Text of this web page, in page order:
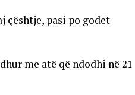
çështje, pasi po godet
me atë që ndodhi në 21